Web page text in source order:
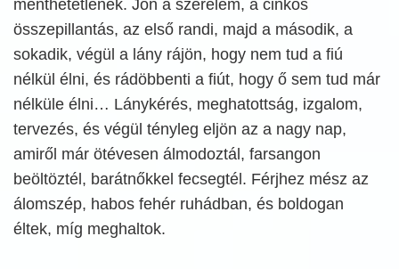
menthetetlenek. Jön a szerelem, a cinkos
összepillantás, az első randi, majd a második, a
sokadik, végül a lány rájön, hogy nem tud a fiú
nélkül élni, és rádöbbenti a fiút, hogy ő sem tud már
nélküle élni… Lánykérés, meghatottság, izgalom,
tervezés, és végül tényleg eljön az a nagy nap,
amiről már ötévesen álmodoztál, farsangon
beöltöztél, barátnőkkel fecsegtél. Férjhez mész az
álomszép, habos fehér ruhádban, és boldogan
éltek, míg meghaltok.